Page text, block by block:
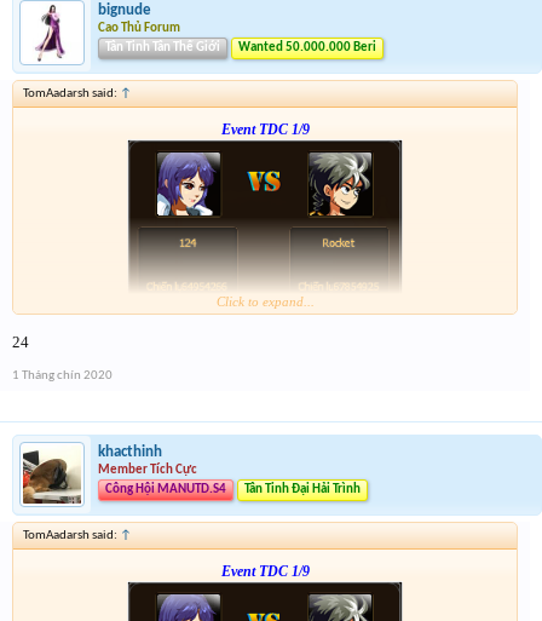
bignude
Cao Thủ Forum
Tân Tinh Tân Thế Giới
Wanted 50.000.000 Beri
TomAadarsh said: ↑
Event TDC 1/9
Click to expand...
24
1 Tháng chín 2020
khacthinh
Member Tích Cực
Công Hội MANUTD.S4
Tân Tinh Đại Hải Trình
TomAadarsh said: ↑
Event TDC 1/9